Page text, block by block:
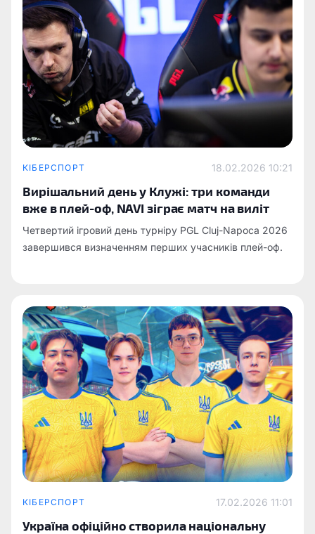
КІБЕРСПОРТ 18.02.2026 10:21
Вирішальний день у Клужі: три команди
вже в плей-оф, NAVI зіграє матч на виліт
Четвертий ігровий день турніру PGL Cluj-Napoca 2026
завершився визначенням перших учасників плей-оф.
КІБЕРСПОРТ 17.02.2026 11:01
Україна офіційно створила національну